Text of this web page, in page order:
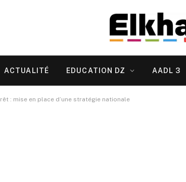
ACTUALITÉ EDUCATION DZ AADL 3
: mise en place d’une stratégie nationale